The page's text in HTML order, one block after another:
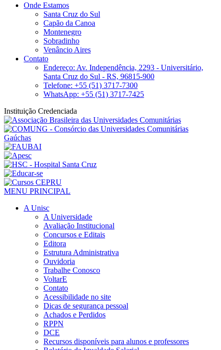
Onde Estamos
Santa Cruz do Sul
Capão da Canoa
Montenegro
Sobradinho
Venâncio Aires
Contato
Endereço: Av. Independência, 2293 - Universitário,
Santa Cruz do Sul - RS, 96815-900
Telefone: +55 (51) 3717-7300
WhatsApp: +55 (51) 3717-7425
Instituição Credenciada
MENU PRINCIPAL
A Unisc
A Universidade
Avaliação Institucional
Concursos e Editais
Editora
Estrutura Administrativa
Ouvidoria
Trabalhe Conosco
VoltarE
Contato
Acessibilidade no site
Dicas de segurança pessoal
Achados e Perdidos
RPPN
DCE
Recursos disponíveis para alunos e professores